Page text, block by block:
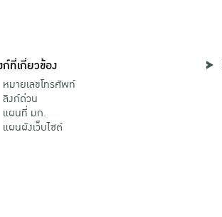
ที่เกี่ยวข้อง
หมายเลขโทรศัพท์
ลิงก์ด่วน
แผนที่ มก.
แผนผังเว็บไซต์